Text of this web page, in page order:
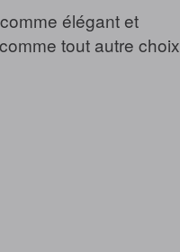
élégant et
tout autre choix